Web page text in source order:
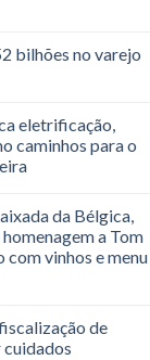
bilhões no varejo
eletrificação,
caminhos para o
da Bélgica,
a Tom
vinhos e menu
de
cuidados